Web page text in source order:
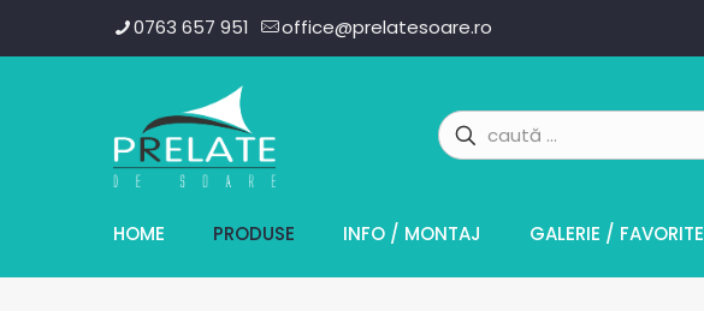
0763 657 951 office@prelatesoare.ro
HOME PRODUSE INFO / MONTAJ GALERIE / FAVORITE